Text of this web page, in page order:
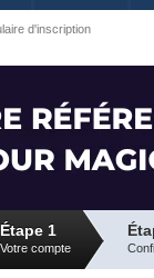
d'inscription
Étape 1
Votre compte